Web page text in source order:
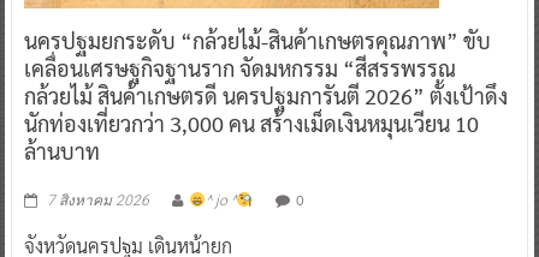
นครปฐมยกระดับ “กล้วยไม้-สินค้าเกษตรคุณภาพ” ขับ
เคลื่อนเศรษฐกิจฐานราก จัดมหกรรม “สีสรรพรรณ
กล้วยไม้ สินค้าเกษตรดี นครปฐมการันตี 2026” ตั้งเป้าดึง
นักท่องเที่ยวกว่า 3,000 คน สร้างเม็ดเงินหมุนเวียน 10
ล้านบาท
7 สิงหาคม 2026 ^ jo ^ 0
จังหวัดนครปฐม เดินหน้ายก